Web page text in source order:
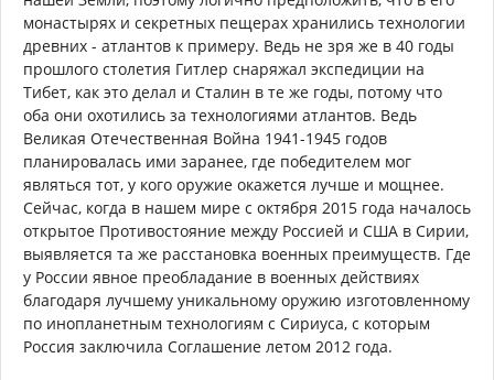
монастырях и секретных пещерах хранились технологии
древних - атлантов к примеру. Ведь не зря же в 40 годы
прошлого столетия Гитлер снаряжал экспедиции на
Тибет, как это делал и Сталин в те же годы, потому что
оба они охотились за технологиями атлантов. Ведь
Великая Отечественная Война 1941-1945 годов
планировалась ими заранее, где победителем мог
являться тот, у кого оружие окажется лучше и мощнее.
Сейчас, когда в нашем мире с октября 2015 года началось
открытое Противостояние между Россией и США в Сирии,
выявляется та же расстановка военных преимуществ. Где
у России явное преобладание в военных действиях
благодаря лучшему уникальному оружию изготовленному
по инопланетным технологиям с Сириуса, с которым
Россия заключила Соглашение летом 2012 года.